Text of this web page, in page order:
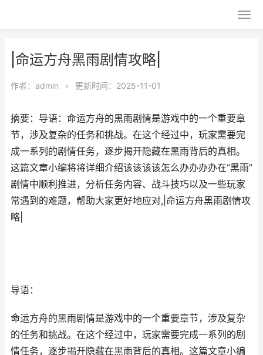
|命运方舟黑雨剧情攻略|
作者： admin • 更新时间：2025-11-01
摘要：导语：命运方舟的黑雨剧情是游戏中的一个重要章
节，涉及复杂的任务和挑战。在这个经过中，玩家需要完
成一系列的剧情任务，逐步揭开隐藏在黑雨背后的真相。
这篇文章小编将将详细介绍该该该该怎么办办办办在“黑雨”
剧情中顺利推进，分析任务内容、战斗技巧以及一些玩家
常遇到的难题，帮助大家更好地应对,|命运方舟黑雨剧情攻
略|
导语：
命运方舟的黑雨剧情是游戏中的一个重要章节，涉及复杂
的任务和挑战。在这个经过中，玩家需要完成一系列的剧
情任务，逐步揭开隐藏在黑雨背后的真相。这篇文章小编